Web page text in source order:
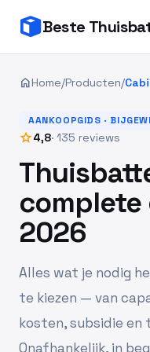
Beste
homeHome/Producten/
AANKOOPGIDS ·
star4,8· 135 reviews
2026
Alles wat je nodig
te kiezen — van
kosten, subsidie
Onafhankelijk, in